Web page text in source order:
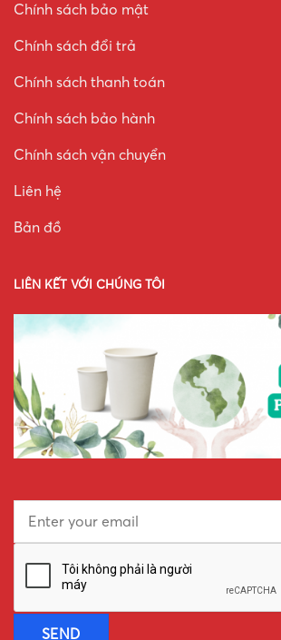
Chính sách bảo mật
Chính sách đổi trả
Chính sách thanh toán
Chính sách bảo hành
Chính sách vận chuyển
Liên hệ
Bản đồ
LIÊN KẾT VỚI CHÚNG TÔI